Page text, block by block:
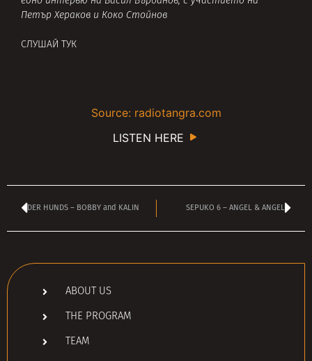
Петър Хераков и Коко Стойнов
СЛУШАЙ ТУК
Source: radiotangra.com
LISTEN HERE
DER HUNDS – BOBBY and KALIN SEPUKO 6 – ANGEL & ANGEL
ABOUT US
THE PROGRAM
TEAM